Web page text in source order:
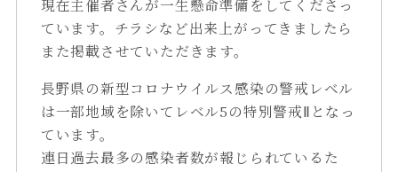
現在主催者さんが一生懸命準備をしてくださっ
ています。チラシなど出来上がってきましたら
また掲載させていただきます。
長野県の新型コロナウイルス感染の警戒レベル
は一部地域を除いてレベル5の特別警戒Ⅱとなっ
ています。
連日過去最多の感染者数が報じられているた